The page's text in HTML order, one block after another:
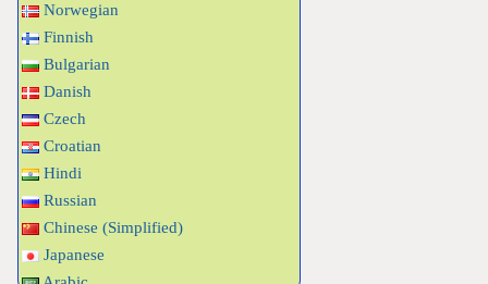
Norwegian
Finnish
Bulgarian
Danish
Czech
Croatian
Hindi
Russian
Chinese (Simplified)
Japanese